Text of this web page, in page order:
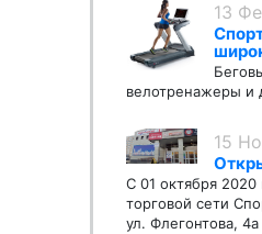
13
велотренажеры и
15
С 01 октября 2020
торговой сети
ул. Флегонтова, 4а